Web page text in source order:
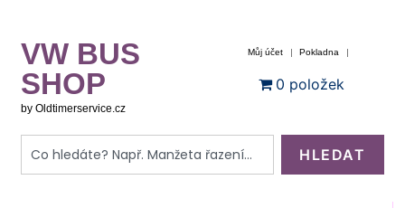
VW BUS
SHOP
by Oldtimerservice.cz
Můj účet Pokladna
0 položek
HLEDAT